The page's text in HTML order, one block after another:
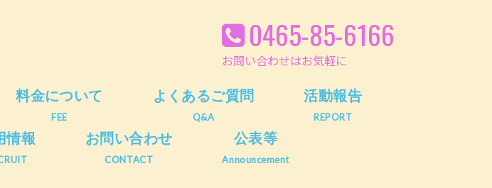
0465-85-6166
お問い合わせはお気軽に
料金について
FEE
よくあるご質問
Q&A
活動報告
REPORT
情報 お問い合わせ
CONTACT
公表等
Announcement